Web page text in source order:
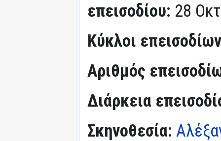
επεισοδίου: 28
Κύκλοι
Αριθμός
Διάρκεια
Σκηνοθεσία: